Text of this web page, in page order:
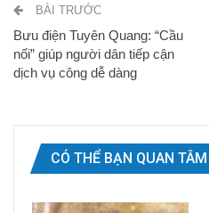
BÀI TRƯỚC
Bưu điện Tuyên Quang: “Cầu
nối” giúp người dân tiếp cận
dịch vụ công dễ dàng
CÓ THỂ BẠN QUAN TÂM